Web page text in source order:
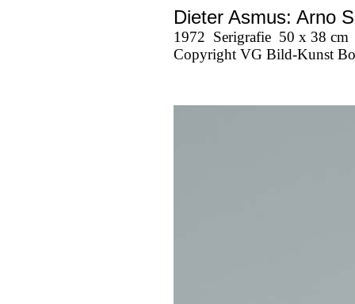
Dieter Asmus: Arno
1972 Serigrafie 50 x 38 cm
Copyright VG Bild-Kunst